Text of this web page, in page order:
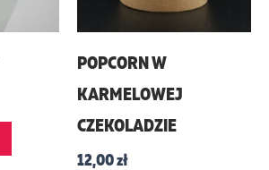
POPCORN W
KARMELOWEJ
CZEKOLADZIE
12,00zł